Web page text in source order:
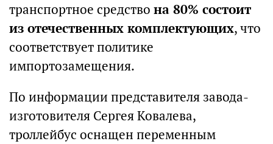
транспортное средство на 80% состоит
из отечественных комплектующих, что
соответствует политике
импортозамещения.
По информации представителя завода-
изготовителя Сергея Ковалева,
троллейбус оснащен переменным